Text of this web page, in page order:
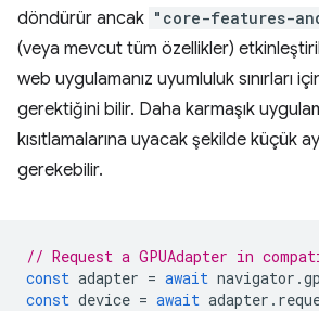
döndürür ancak "core-features-
(veya mevcut tüm özellikler)
web uygulamanız uyumluluk sınırları
gerektiğini bilir. Daha karmaşık
kısıtlamalarına uyacak şekilde küçük
gerekebilir.
// Request a GPUAdapter in
const adapter = await navigator .
const device = await adapter .